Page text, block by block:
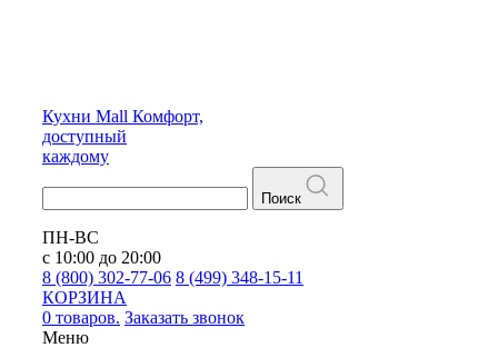
Кухни Mall Комфорт,
доступный
каждому
Поиск
ПН-ВС
с 10:00 до 20:00
8 (800) 302-77-06 8 (499) 348-15-11
КОРЗИНА
0 товаров. Заказать звонок
Меню